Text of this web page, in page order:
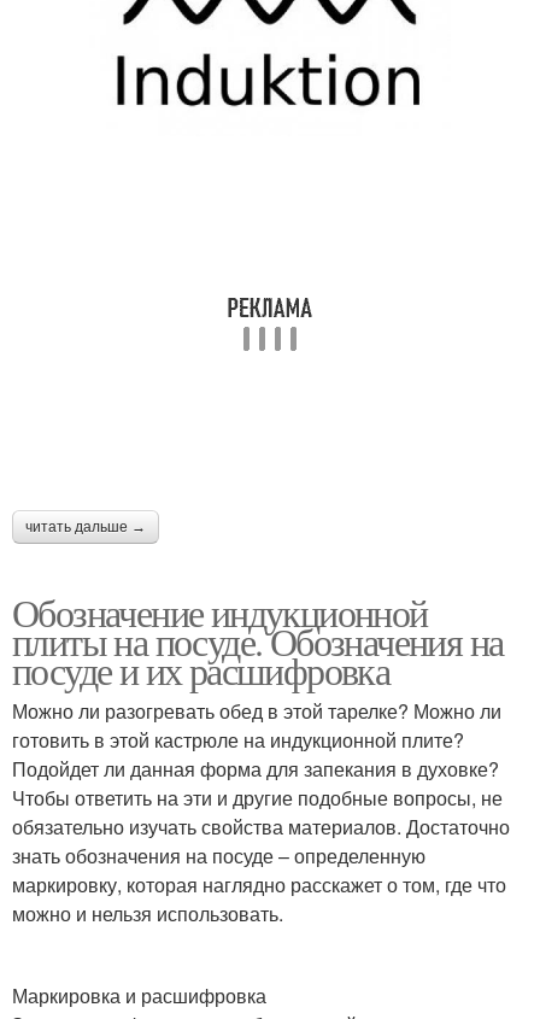
читать дальше →
Обозначение индукционной
плиты на посуде. Обозначения на
посуде и их расшифровка
Можно ли разогревать обед в этой тарелке? Можно ли
готовить в этой кастрюле на индукционной плите?
Подойдет ли данная форма для запекания в духовке?
Чтобы ответить на эти и другие подобные вопросы, не
обязательно изучать свойства материалов. Достаточно
знать обозначения на посуде – определенную
маркировку, которая наглядно расскажет о том, где что
можно и нельзя использовать.
Маркировка и расшифровка